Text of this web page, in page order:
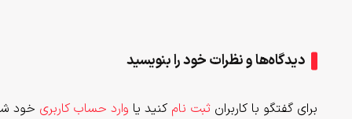
دیدگاه‌ها و نظرات خود را بنویسید
برای گفتگو با کاربران ثبت نام کنید یا وارد حساب کاربری خود